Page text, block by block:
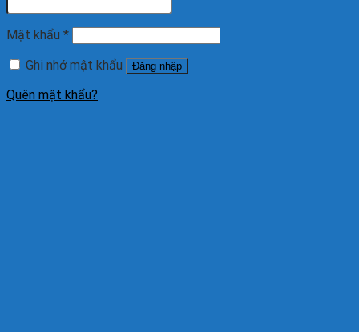
Mật khẩu *
Ghi nhớ mật khẩu
Đăng nhập
Quên mật khẩu?